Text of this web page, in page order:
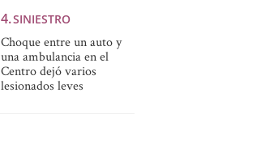
SINIESTRO
Choque entre un auto y
una ambulancia en el
Centro dejó varios
lesionados leves